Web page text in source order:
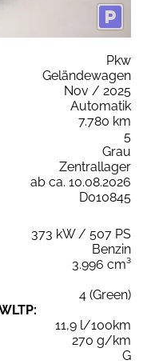
Pkw
Geländewagen
Nov / 2025
Automatik
7.780 km
5
Grau
Zentrallager
ab ca. 10.08.2026
D010845
373 kW / 507 PS
Benzin
3.996 cm³
4 (Green)
11,9 l/100km
270 g/km
G